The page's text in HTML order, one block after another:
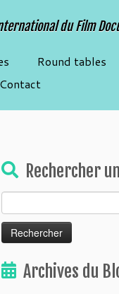
du Film
Round tables
Contact
Rechercher
Archives du